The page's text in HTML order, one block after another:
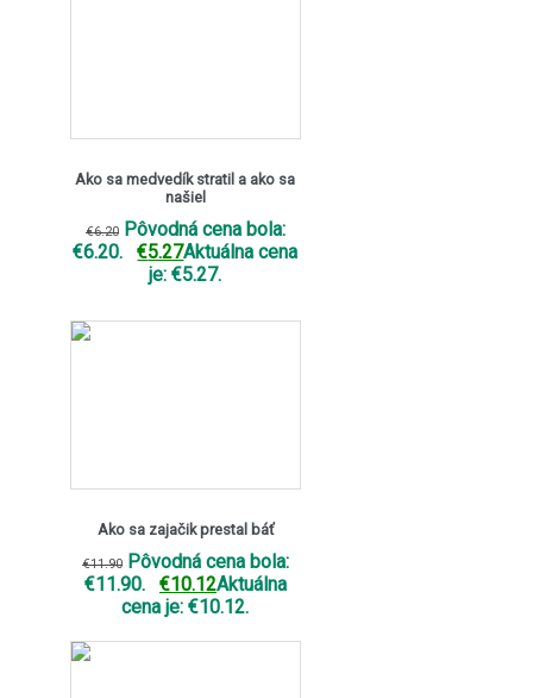
Ako sa medvedík stratil a ako sa
našiel
€6.20 Pôvodná cena bola:
€6.20.
€5.27Aktuálna cena
je: €5.27.
Ako sa zajačik prestal báť
€11.90 Pôvodná cena bola:
€11.90.
€10.12Aktuálna
cena je: €10.12.